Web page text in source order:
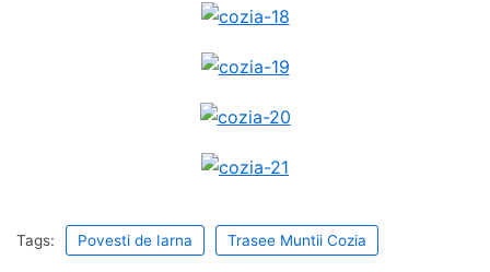
Tags: Povesti de Iarna Trasee Muntii Cozia